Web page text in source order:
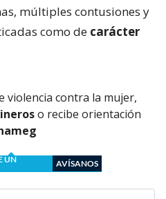
múltiples contusiones y
como de carácter
violencia contra la mujer,
o recibe orientación
UN
AVÍSANOS